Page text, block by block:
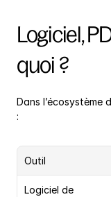
Logiciel,
quoi ?
Dans l’écosystème
:
Outil
Logiciel de